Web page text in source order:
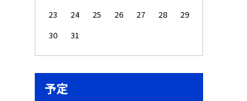
23
24 25 26 27 28
29
30
31
予定